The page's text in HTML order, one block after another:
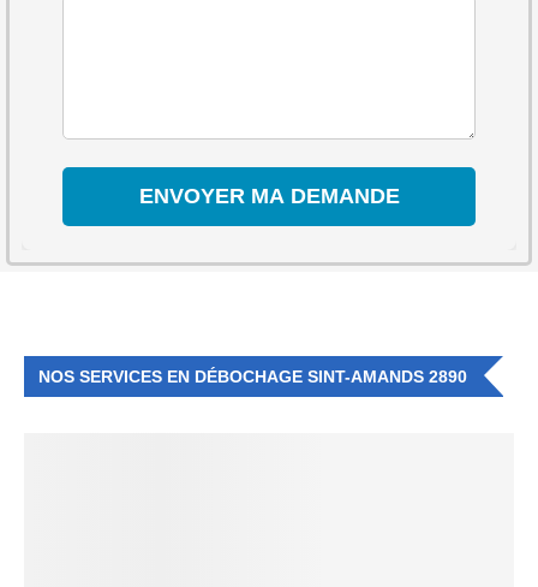
NOS SERVICES EN DÉBOCHAGE SINT-AMANDS 2890